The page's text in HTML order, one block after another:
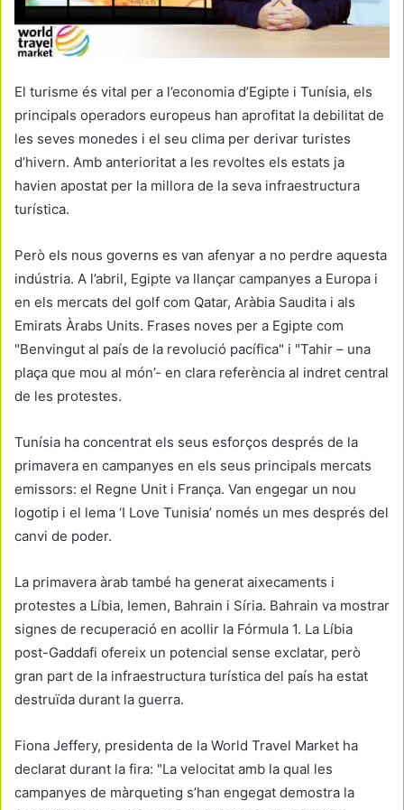
El turisme és vital per a l’economia d’Egipte i Tunísia, els
principals operadors europeus han aprofitat la debilitat de
les seves monedes i el seu clima per derivar turistes
d’hivern. Amb anterioritat a les revoltes els estats ja
havien apostat per la millora de la seva infraestructura
turística.
Però els nous governs es van afenyar a no perdre aquesta
indústria. A l’abril, Egipte va llançar campanyes a Europa i
en els mercats del golf com Qatar, Aràbia Saudita i als
Emirats Àrabs Units. Frases noves per a Egipte com
"Benvingut al país de la revolució pacífica" i "Tahir – una
plaça que mou al món’- en clara referència al indret central
de les protestes.
Tunísia ha concentrat els seus esforços després de la
primavera en campanyes en els seus principals mercats
emissors: el Regne Unit i França. Van engegar un nou
logotip i el lema ‘I Love Tunisia’ només un mes després del
canvi de poder.
La primavera àrab també ha generat aixecaments i
protestes a Líbia, Iemen, Bahrain i Síria. Bahrain va mostrar
signes de recuperació en acollir la Fórmula 1. La Líbia
post-Gaddafi ofereix un potencial sense exclatar, però
gran part de la infraestructura turística del país ha estat
destruïda durant la guerra.
Fiona Jeffery, presidenta de la World Travel Market ha
declarat durant la fira: "La velocitat amb la qual les
campanyes de màrqueting s’han engegat demostra la